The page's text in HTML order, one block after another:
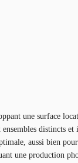
une surface
distincts et
aussi bien
une production